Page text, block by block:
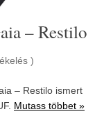
– Restilo
)
– Restilo ismert
Mutass többet »